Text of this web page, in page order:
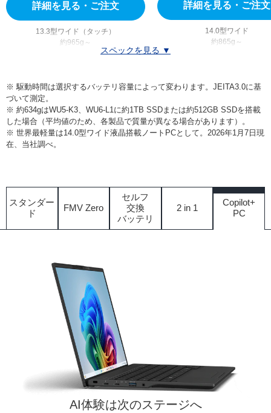
詳細を見る・ご注文
13.3型ワイド（タッチ）
約965g～
動画再生時：約9時間
Windows 11 Pro
Intel Core Ultra 5 225U
Intel Core Ultra 7 255H
256GB SSD
1TB SSD
Microsoft 365 Personal (24か月版) /
Office Home and Business 2024 オプショ
詳細を見る・ご注文
14.0型ワイド
約865g～
Windows 11 Pro
Intel Core Ultra 5 225H
Intel Core Ultra 7 255H
64GBメモリ
256GB SSD
512GB SSD
スペックを見る ▼
※ 駆動時間は選択するバッテリ容量によって変わります。JEITA3.0に基
づいて測定。
※ 約634gはWU5-K3、WU6-L1に約1TB SSDまたは約512GB SSDを搭載
した場合（平均値のため、各製品で質量が異なる場合があります）。
※ 世界最軽量は14.0型ワイド液晶搭載ノートPCとして。2026年1月7日現
在、当社調べ。
スタンダー
ド
FMV Zero
セルフ
交換
バッテリ
2 in 1
Copilot+
PC
AI体験は次のステージへ